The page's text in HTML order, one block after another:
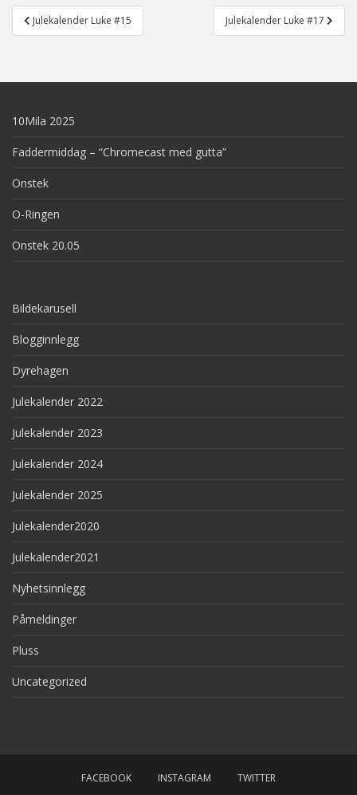
Post
navigation
Julekalender Luke #15 Julekalender Luke #17
10Mila 2025
Faddermiddag – “Chromecast med gutta”
Onstek
O-Ringen
Onstek 20.05
Bildekarusell
Blogginnlegg
Dyrehagen
Julekalender 2022
Julekalender 2023
Julekalender 2024
Julekalender 2025
Julekalender2020
Julekalender2021
Nyhetsinnlegg
Påmeldinger
Pluss
Uncategorized
FACEBOOK INSTAGRAM TWITTER